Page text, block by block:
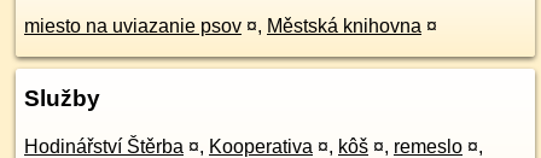
miesto na uviazanie psov ¤, Městská knihovna ¤
Služby
Hodinářství Štěrba ¤, Kooperativa ¤, kôš ¤, remeslo ¤,